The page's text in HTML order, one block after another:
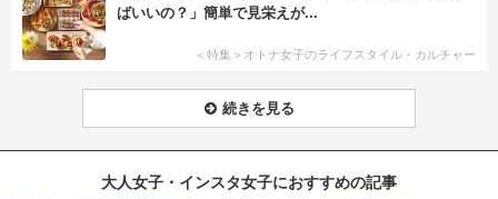
ばいいの？」簡単で見栄えが...
＜特集＞オトナ女子のライフスタイル・カルチャー
続きを見る
大人女子・インスタ女子におすすめの記事